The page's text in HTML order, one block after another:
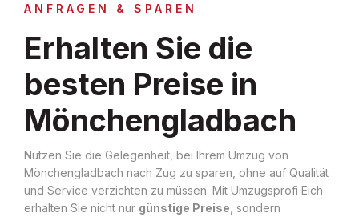
ANFRAGEN & SPAREN
Erhalten Sie die
besten Preise in
Mönchengladbach
Nutzen Sie die Gelegenheit, bei Ihrem Umzug von
Mönchengladbach nach Zug zu sparen, ohne auf Qualität
und Service verzichten zu müssen. Mit Umzugsprofi Eich
erhalten Sie nicht nur günstige Preise , sondern